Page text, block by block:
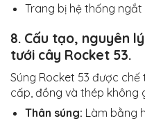
Trang bị hệ thống ngắt
8. Cấu tạo, nguyên
tưới cây Rocket 53.
Súng Rocket 53 được
cấp, đồng và thép không
Thân súng: Làm bằng